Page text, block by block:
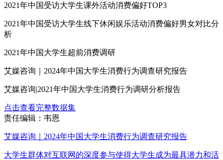
2021年中国受访大学生课外活动消费偏好TOP3
2021年中国受访大学生线下休闲娱乐活动消费偏好男女对比分
析
2021年中国大学生超前消费调研
艾媒咨询｜2024年中国大学生消费行为调查研究报告
艾媒咨询|2021年中国大学生消费行为调研分析报告
点击查看完整数据集
责任编辑：韦恩
艾媒咨询｜2024年中国大学生消费行为调查研究报告
大学生群体对互联网的深度参与使得大学生成为最具潜力和活